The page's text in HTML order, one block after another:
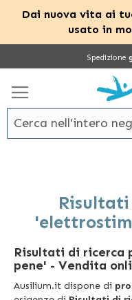
Dai nuova vita ai
usato in
Spedizione
Risultati di ricerca
pene' - Vendita
Ausilium.it dispone di